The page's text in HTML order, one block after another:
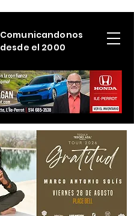
Comunicandonos
desde el 2000